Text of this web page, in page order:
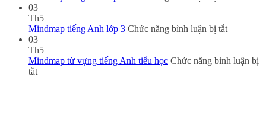
SAO
NHIỀU
Anh
03
Th5
Mindmap tiếng Anh lớp 3 Chức năng bình luận bị tắtở
Anh
03
Th5
Mindmap từ vựng tiếng Anh tiểu học Chức năng bình luận bị
tắtở